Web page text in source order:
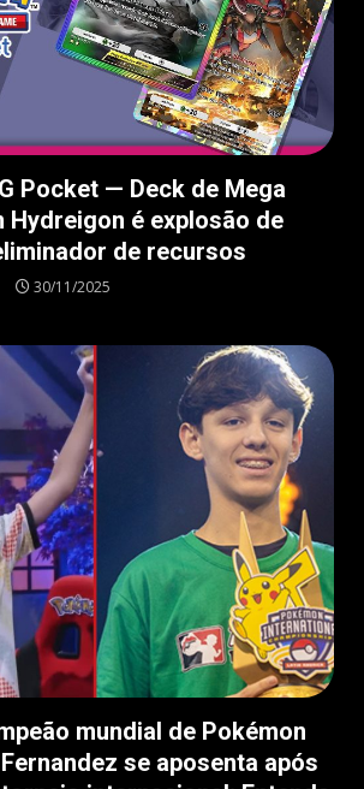
Pocket — Deck de Mega
Hydreigon é explosão de
de recursos
30/11/2025
mundial de Pokémon
se aposenta após